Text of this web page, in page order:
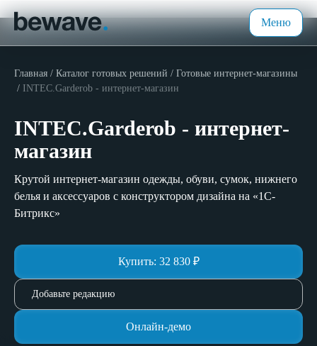
Меню
Главная Каталог готовых решений
Готовые интернет-магазины
INTEC.Garderob - интернет-магазин
INTEC.Garderob - интернет-
магазин
Крутой интернет-магазин одежды, обуви, сумок, нижнего
белья и аксессуаров с конструктором дизайна на «1С-
Битрикс»
Купить: 32 830₽
Добавьте редакцию
Онлайн-демо